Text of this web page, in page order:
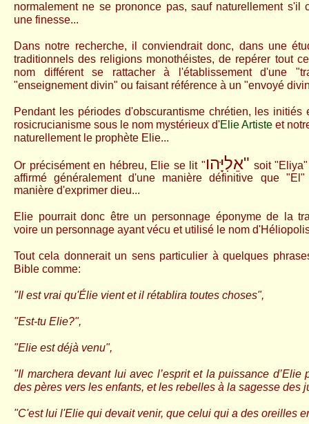
normalement ne se prononce pas, sauf naturellement s'il
une finesse...
Dans notre recherche, ilconviendrait donc, dans une
traditionnels des religions monothéistes, de repérer tout
nom différent se rattacher à l'établissement d'une
"enseignement divin" ou faisant référence à un "envoyé
Pendant les périodes d'obscurantisme chrétien, les initiés
rosicrucianisme sous le nom mystérieux d'Elie Artiste et
naturellement le prophète Elie...
Or précisément en hébreu, Elie se lit " אֵלִיָּהו" soit
affirmé généralement d'une manière définitive que
manière d'exprimer dieu...
Elie pourrait donc être un personnage éponyme de la
voire un personnage ayant vécu et utilisé le nom
Tout cela donnerait un sens particulier à quelques
Bible comme:
"Il est vrai qu'Élie vient et il rétablira toutes choses",
"Est-tu Elie?",
"Elie est déjà venu",
"Il marchera devant lui avec l’esprit et la puissance
des pères vers les enfants, et les rebelles à la sagesse des
"C'est lui l'Elie qui devait venir, que celui qui a des oreilles